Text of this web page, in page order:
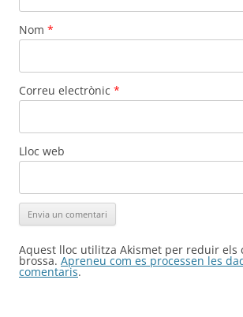
Nom *
Correu electrònic *
Lloc web
Aquest lloc utilitza Akismet per reduir els
brossa. Apreneu com es processen les
comentaris.